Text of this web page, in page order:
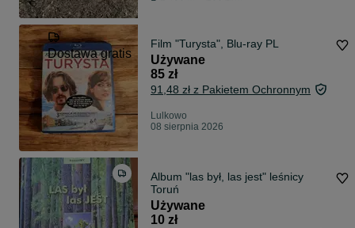
Dostawa gratis
Film "Turysta", Blu-ray PL
Używane
85 zł
91,48 zł z Pakietem Ochronnym
Lulkowo
08 sierpnia 2026
Album "las był, las jest" leśnicy
Toruń
Używane
10 zł